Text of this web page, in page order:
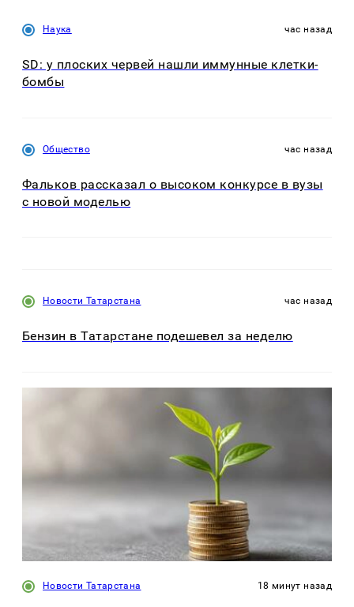
Наука час назад
SD: у плоских червей нашли иммунные клетки-
бомбы
Общество час назад
Фальков рассказал о высоком конкурсе в вузы
с новой моделью
Новости Татарстана час назад
Бензин в Татарстане подешевел за неделю
Новости Татарстана 18 минут назад